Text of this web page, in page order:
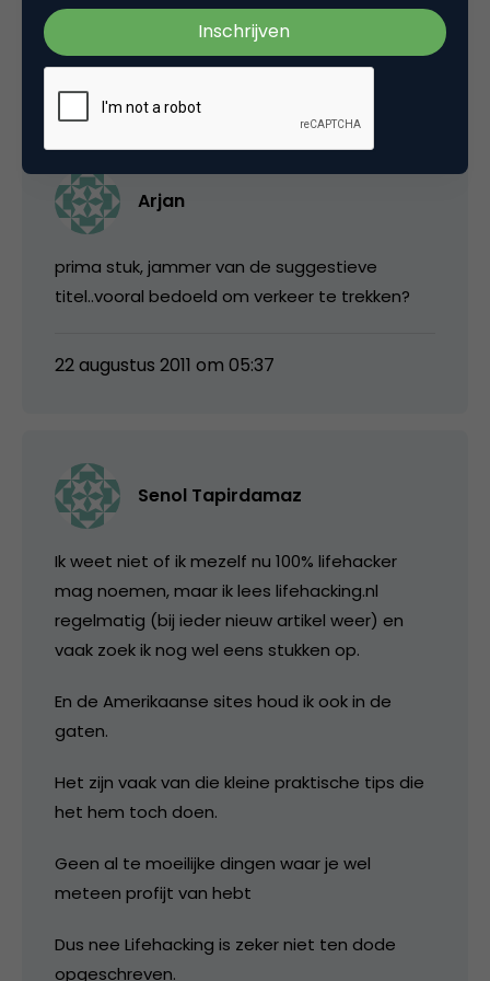
22 augustus 2011 om 04:37
Arjan
prima stuk, jammer van de suggestieve
titel..vooral bedoeld om verkeer te trekken?
22 augustus 2011 om 05:37
Senol Tapirdamaz
Ik weet niet of ik mezelf nu 100% lifehacker
mag noemen, maar ik lees lifehacking.nl
regelmatig (bij ieder nieuw artikel weer) en
vaak zoek ik nog wel eens stukken op.
En de Amerikaanse sites houd ik ook in de
gaten.
Het zijn vaak van die kleine praktische tips die
het hem toch doen.
Geen al te moeilijke dingen waar je wel
meteen profijt van hebt
Dus nee Lifehacking is zeker niet ten dode
opgeschreven.